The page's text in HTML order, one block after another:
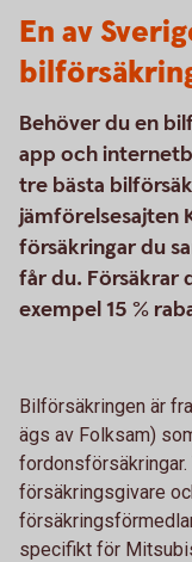
En av
Behöver du en
app och
tre bästa
jämförelsesajten
försäkringar du
får du. Försäkrar
exempel 15 %
Bilförsäkringen är
ägs av Folksam)
fordonsförsäkringar.
försäkringsgivare
specifikt för